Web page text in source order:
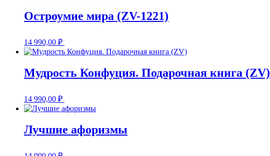
Остроумие мира (ZV-1221)
14 990,00 ₽
Мудрость Конфуция. Подарочная книга (ZV)
14 990,00 ₽
Лучшие афоризмы